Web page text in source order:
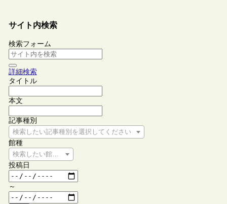
サイト内検索
検索フォーム
詳細検索
タイトル
本文
記事種別
検索したい記事種別を選択してください
館種
検索したい館種を選択してください
投稿日
～